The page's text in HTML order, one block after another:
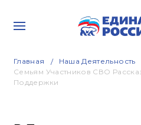
Главная Наша Деятельность
Семьям Участников СВО
Поддержки